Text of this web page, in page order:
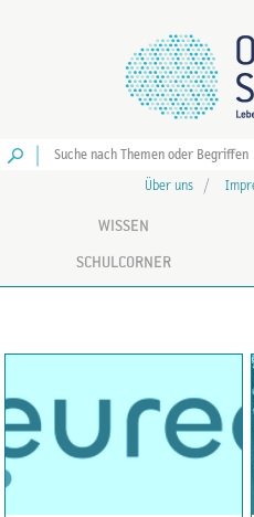
Über uns
WISSEN
SCHULCORNER